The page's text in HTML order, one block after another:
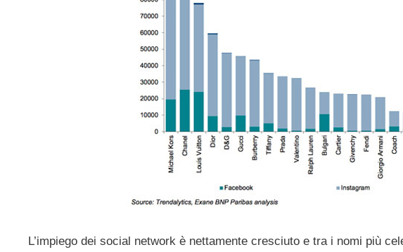
L’impiego dei social network è nettamente cresciuto e tra i nomi più